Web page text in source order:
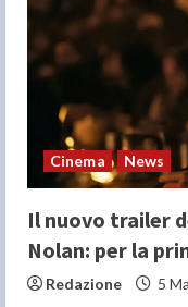
a
d
n
g
Cinema News
Il nuovo trailer
Nolan: per la
Redazione 5